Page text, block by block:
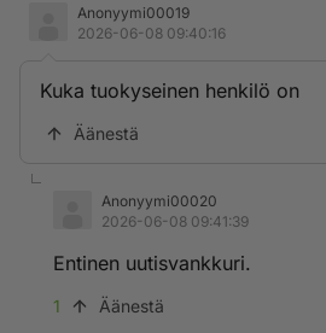
Anonyymi00019
2026-06-08 09:40:16
Kuka tuokyseinen henkilö on
Äänestä
Anonyymi00020
2026-06-08 09:41:39
Entinen uutisvankkuri.
1 Äänestä